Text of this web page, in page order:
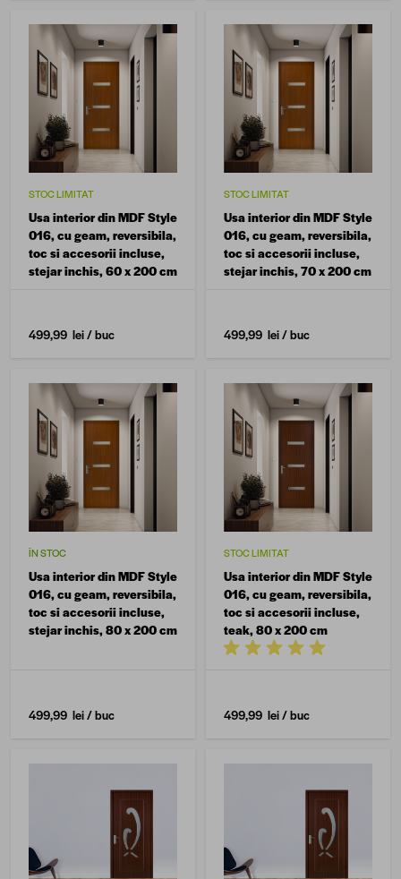
STOC LIMITAT
Usa interior din MDF Style
016, cu geam, reversibila,
toc si accesorii incluse,
stejar inchis, 60 x 200 cm
499,99 lei/ buc
STOC LIMITAT
Usa interior din MDF Style
016, cu geam, reversibila,
toc si accesorii incluse,
stejar inchis, 70 x 200 cm
499,99 lei/ buc
ÎN STOC
Usa interior din MDF Style
016, cu geam, reversibila,
toc si accesorii incluse,
stejar inchis, 80 x 200 cm
499,99 lei/ buc
STOC LIMITAT
Usa interior din MDF Style
016, cu geam, reversibila,
toc si accesorii incluse,
teak, 80 x 200 cm
499,99 lei/ buc